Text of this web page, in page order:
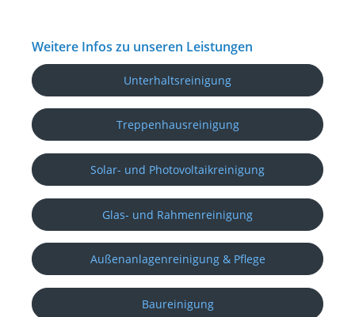
Weitere Infos zu unseren Leistungen
Unterhaltsreinigung
Treppenhausreinigung
Solar- und Photovoltaikreinigung
Glas- und Rahmenreinigung
Außenanlagenreinigung & Pflege
Baureinigung